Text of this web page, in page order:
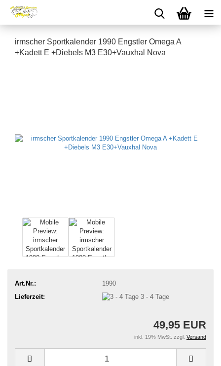
irmscher Sportkalender 1990 Engstler Omega A
+Kadett E +Diebels M3 E30+Vauxhal Nova
Art.Nr.:
1990
Lieferzeit:
3 - 4 Tage
49,95 EUR
inkl. 19% MwSt. zzgl. Versand